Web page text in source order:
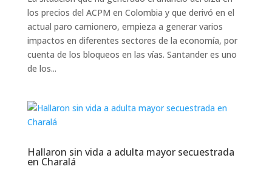
los precios del ACPM en Colombia y que derivó en el
actual paro camionero, empieza a generar varios
impactos en diferentes sectores de la economía, por
cuenta de los bloqueos en las vías. Santander es uno
de los...
Hallaron sin vida a adulta mayor secuestrada
en Charalá